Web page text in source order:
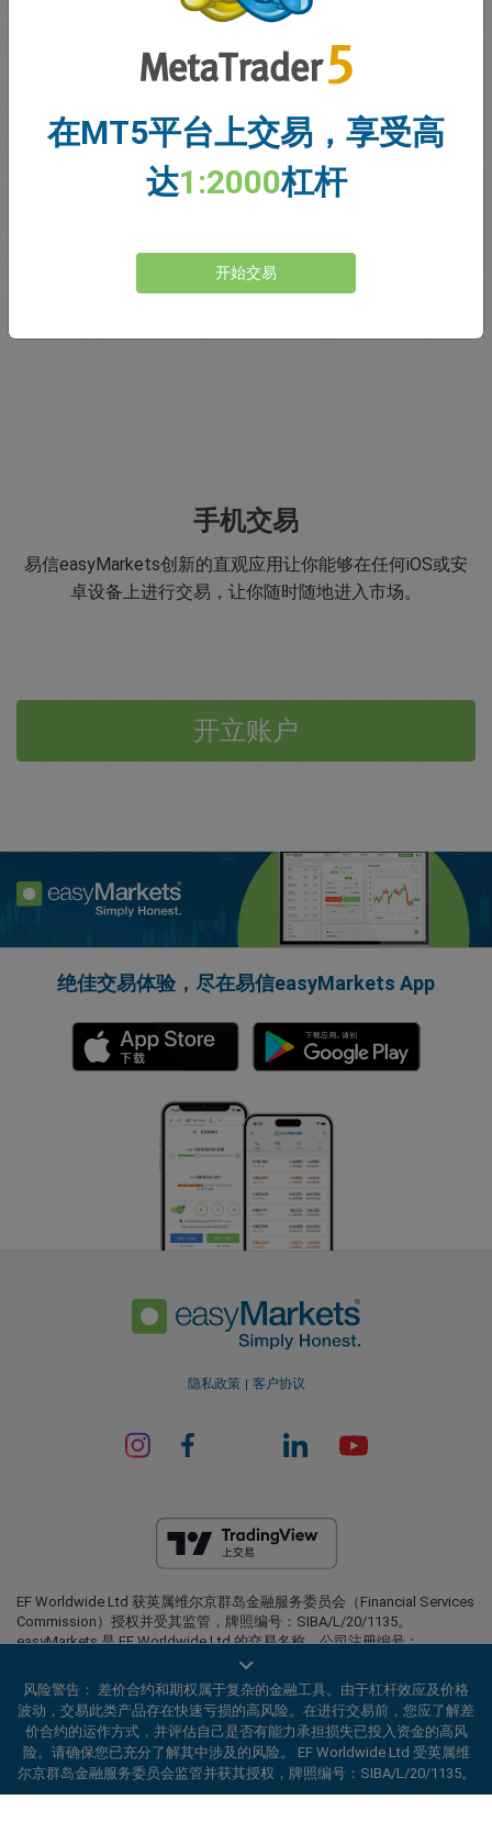
Trustpilot五星评级
自2001年创建以来，易信easyMarkets始终致力于提供的客
户支持，以及独家风险管理工具，每周5天24小时客户支持
手机交易
易信easyMarkets创新的直观应用让你能够在任何iOS或安
卓设备上进行交易，让你随时随地进入市场。
开立账户
绝佳交易体验，尽在易信easyMarkets App
隐私政策 客户协议
EF Worldwide Ltd 获英属维尔京群岛金融服务委员会（Financial Services
Commission）授权并受其监管，牌照编号：SIBA/L/20/1135。
easyMarkets 是 EF Worldwide Ltd 的交易名称，公司注册编号：
2031075。本网站由 EF Worldwide Limited 运营，该公司隶属于 Blue
Capital Markets Group。本网站不面向日本和印度居民。
受限地区：EF Worldwide Ltd 不向某些地区的居民提供服务，包括美国、
以色列、加拿大不列颠哥伦比亚省、马尼托巴省、魁北克省、安大略省、
阿富汗、白俄罗斯、古巴、伊朗、利比亚、缅甸、尼加拉瓜、朝鲜、巴拿
马、俄罗斯联邦、塞舌尔和委内瑞拉。
在MT5平台上交易，享受高
达1:2000杠杆
开始交易
风险警告： 差价合约和期权属于复杂的金融工具。由于杠杆效应及价格
波动，交易此类产品存在快速亏损的高风险。在进行交易前，您应了解差
价合约的运作方式，并评估自己是否有能力承担损失已投入资金的高风
险。请确保您已充分了解其中涉及的风险。 EF Worldwide Ltd 受英属维
尔京群岛金融服务委员会监管并获其授权，牌照编号：SIBA/L/20/1135。